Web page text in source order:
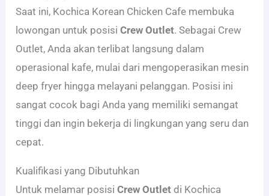
Saat ini, Kochica Korean Chicken Cafe membuka
lowongan untuk posisiCrew Outlet. Sebagai Crew
Outlet, Anda akan terlibat langsung dalam
operasional kafe, mulai dari mengoperasikan mesin
deep fryer hingga melayani pelanggan. Posisi ini
sangat cocok bagi Anda yang memiliki semangat
tinggi dan ingin bekerja di lingkungan yang seru dan
cepat.
Kualifikasi yang Dibutuhkan
Untuk melamar posisiCrew Outlet di Kochica